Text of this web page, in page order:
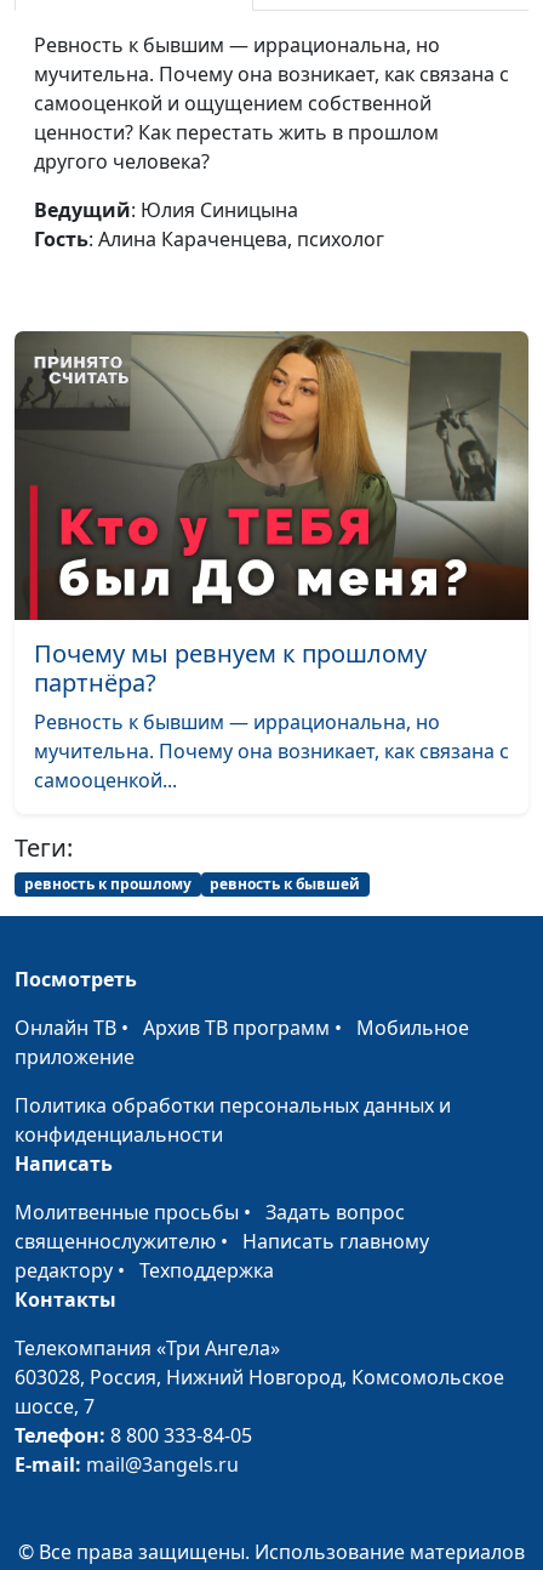
психолог
Меняется ли характер
после 40?
Юлия Синицына,
Алина Караченцева,
Дети и утрата: как
помочь ребёнку
справиться с потерей?
Влияние слов на нашу
жизнь
Мария Мараханова,
Мария Вачева,
психолог, магистр
семейного
консультирования и
психотерапии
#931
Эмоциональное
выгорание: способы
восстановления
Мария Мараханова,
Мария Вачева,
психолог, магистр
семейного
#930
Религиозная
тревожность: между
Мария Мараханова,
консультирования и
психотерапии
#929
делать?
семейного
психотерапии
Страх упущенных
возможностей
психолог, магистр
семейного
Сексуальность и вера:
почему нам трудно
говорить об этом?
Мария Вачева,
Можно ли быть
Ревность к бывшим — иррациональна, но
мучительна. Почему она возникает, как связана с
самооценкой и ощущением собственной
ценности? Как перестать жить в прошлом
другого человека?
Ведущий: Юлия Синицына
Гость: Алина Караченцева, психолог
Почему мы ревнуем к прошлому
партнёра?
Ревность к бывшим — иррациональна, но
мучительна. Почему она возникает, как связана с
самооценкой...
Теги:
ревность к прошлому ревность к бывшей
Посмотреть
Онлайн ТВ • Архив ТВ программ • Мобильное
приложение
Политика обработки персональных данных и
конфиденциальности
Написать
Молитвенные просьбы • Задать вопрос
священнослужителю • Написать главному
редактору • Техподдержка
Контакты
Телекомпания «Три Ангела»
603028, Россия, Нижний Новгород, Комсомольское
шоссе, 7
Телефон: 8 800 333-84-05
E-mail: mail@3angels.ru
© Все права защищены. Использование материалов